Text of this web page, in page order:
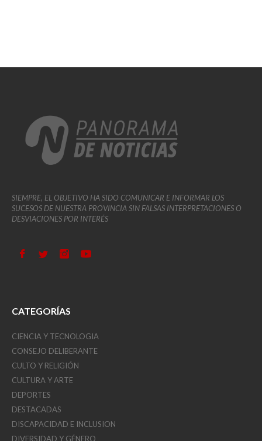
SIEMPRE, EL OBJETIVO HA SIDO COMUNICAR E INFORMAR LOS
SUCESOS DE NUESTRA PROVINCIA SIN FALSAS INTERPRETACIONES O
DESVIACIONES POR INTERÉS
CATEGORÍAS
CIENCIA Y TECNOLOGIA
CONSEJO DELIBERANTE
CULTO Y RELIGIÓN
CULTURA Y ARTE
DEPORTES
DESTACADAS
DISCAPACIDAD E INCLUSION
DIVERSIDAD Y GÉNERO